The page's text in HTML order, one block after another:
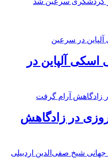
اسکی آلپاین در
در زادگاهش